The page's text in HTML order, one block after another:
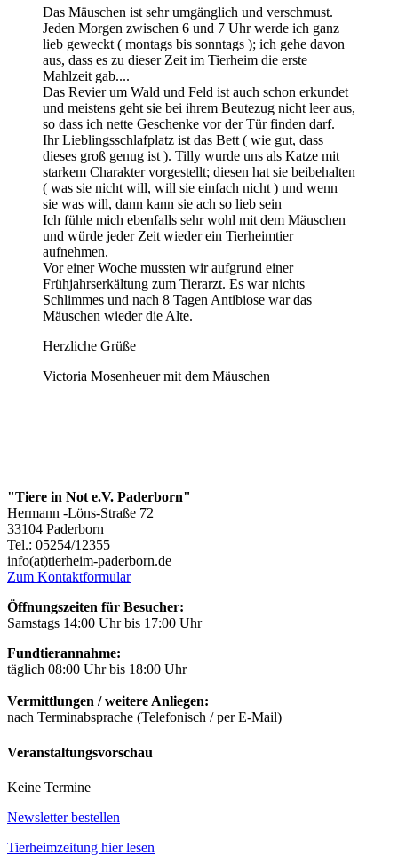
Das Mäuschen ist sehr umgänglich und verschmust.
Jeden Morgen zwischen 6 und 7 Uhr werde ich ganz
lieb geweckt ( montags bis sonntags ); ich gehe davon
aus, dass es zu dieser Zeit im Tierheim die erste
Mahlzeit gab....
Das Revier um Wald und Feld ist auch schon erkundet
und meistens geht sie bei ihrem Beutezug nicht leer aus,
so dass ich nette Geschenke vor der Tür finden darf.
Ihr Lieblingsschlafplatz ist das Bett ( wie gut, dass
dieses groß genug ist ). Tilly wurde uns als Katze mit
starkem Charakter vorgestellt; diesen hat sie beibehalten
( was sie nicht will, will sie einfach nicht ) und wenn
sie was will, dann kann sie ach so lieb sein
Ich fühle mich ebenfalls sehr wohl mit dem Mäuschen
und würde jeder Zeit wieder ein Tierheimtier
aufnehmen.
Vor einer Woche mussten wir aufgrund einer
Frühjahrserkältung zum Tierarzt. Es war nichts
Schlimmes und nach 8 Tagen Antibiose war das
Mäuschen wieder die Alte.
Herzliche Grüße
Victoria Mosenheuer mit dem Mäuschen
"Tiere in Not e.V. Paderborn"
Hermann -Löns-Straße 72
33104 Paderborn
Tel.: 05254/12355
info(at)tierheim-paderborn.de
Zum Kontaktformular
Öffnungszeiten für Besucher:
Samstags 14:00 Uhr bis 17:00 Uhr
Fundtierannahme:
täglich 08:00 Uhr bis 18:00 Uhr
Vermittlungen / weitere Anliegen:
nach Terminabsprache (Telefonisch / per E-Mail)
Veranstaltungsvorschau
Keine Termine
Newsletter bestellen
Tierheimzeitung hier lesen